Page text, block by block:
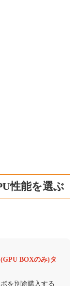
性能を選ぶ
BOXのみ)タ
を別途購入する